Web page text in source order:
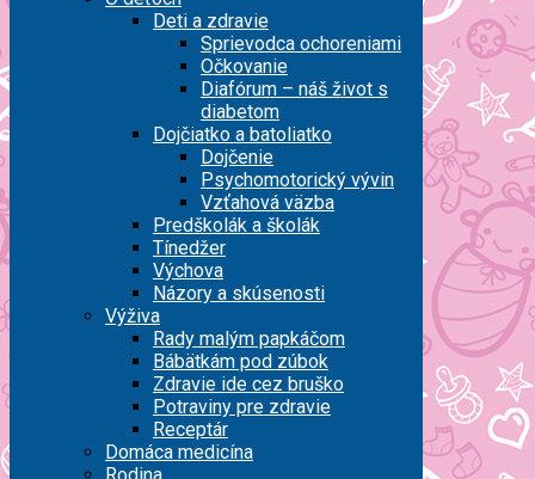
Deti a zdravie
Sprievodca ochoreniami
Očkovanie
Diafórum – náš život s
diabetom
Dojčiatko a batoliatko
Dojčenie
Psychomotorický vývin
Vzťahová väzba
Predškolák a školák
Tínedžer
Výchova
Názory a skúsenosti
Výživa
Rady malým papkáčom
Bábätkám pod zúbok
Zdravie ide cez bruško
Potraviny pre zdravie
Receptár
Domáca medicína
Rodina